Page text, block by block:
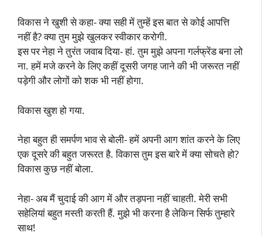
विकास ने खुशी से कहा- क्या सही में तुम्हें इस बात से कोई आपत्ति
नहीं है? क्या तुम मुझे खुलकर स्वीकार करोगी.
इस पर नेहा ने तुरंत जवाब दिया- हां. तुम मुझे अपना गर्लफ्रेंड बना लो
ना. हमें मजे करने के लिए कहीं दूसरी जगह जाने की भी जरूरत नहीं
पड़ेगी और लोगों को शक भी नहीं होगा.
विकास खुश हो गया.
नेहा बहुत ही समर्पण भाव से बोली- हमें अपनी आग शांत करने के लिए
एक दूसरे की बहुत जरूरत है. विकास तुम इस बारे में क्या सोचते हो?
विकास कुछ नहीं बोला.
नेहा- अब मैं चुदाई की आग में और तड़पना नहीं चाहती. मेरी सभी
सहेलियां बहुत मस्ती करती हैं. मुझे भी करना है लेकिन सिर्फ तुम्हारे
साथ!